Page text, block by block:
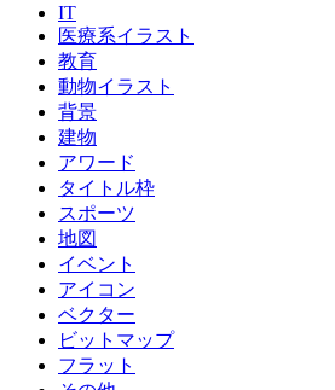
IT
医療系イラスト
教育
動物イラスト
背景
建物
アワード
タイトル枠
スポーツ
地図
イベント
アイコン
ベクター
ビットマップ
フラット